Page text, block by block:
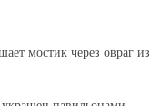
мостик через овраг из